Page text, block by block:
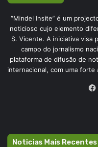
“Mindel Insite” é um
noticioso cujo elemento
S. Vicente. A iniciativa visa
campo do jornalismo
plataforma de difusão de
internacional, com uma forte
Noticias Mais Recentes